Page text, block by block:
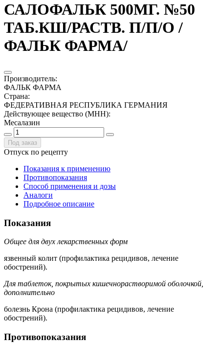
САЛОФАЛЬК 500МГ. №50
ТАБ.КШ/РАСТВ. П/П/О /
ФАЛЬК ФАРМА/
Производитель:
ФАЛЬК ФАРМА
Страна:
ФЕДЕРАТИВНАЯ РЕСПУБЛИКА ГЕРМАНИЯ
Действующее вещество (МНН):
Месалазин
Под заказ
Отпуск по рецепту
Показания к применению
Противопоказания
Способ применения и дозы
Аналоги
Подробное описание
Показания
Общее для двух лекарственных форм
язвенный колит (профилактика рецидивов, лечение
обострений).
Для таблеток, покрытых кишечнорастворимой оболочкой,
дополнительно
болезнь Крона (профилактика рецидивов, лечение
обострений).
Противопоказания